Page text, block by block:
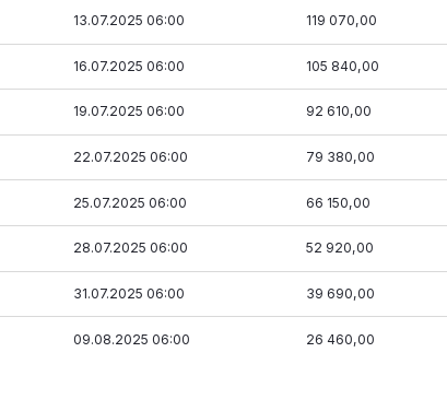
13.07.2025 06:00 119 070,00
16.07.2025 06:00 105 840,00
19.07.2025 06:00 92 610,00
22.07.2025 06:00 79 380,00
25.07.2025 06:00 66 150,00
28.07.2025 06:00 52 920,00
31.07.2025 06:00 39 690,00
09.08.2025 06:00 26 460,00